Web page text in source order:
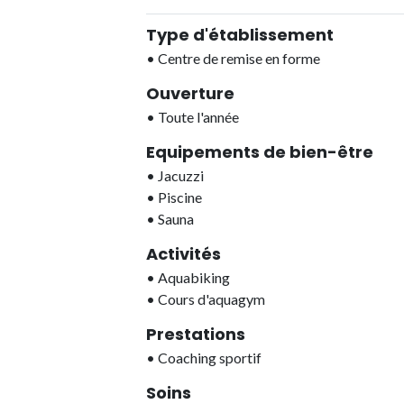
Type d'établissement
• Centre de remise en forme
Ouverture
• Toute l'année
Equipements de bien-être
• Jacuzzi
• Piscine
• Sauna
Activités
• Aquabiking
• Cours d'aquagym
Prestations
• Coaching sportif
Soins